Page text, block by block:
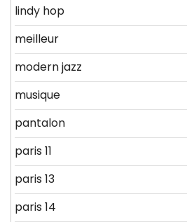
lindy hop
meilleur
modern jazz
musique
pantalon
paris 11
paris 13
paris 14